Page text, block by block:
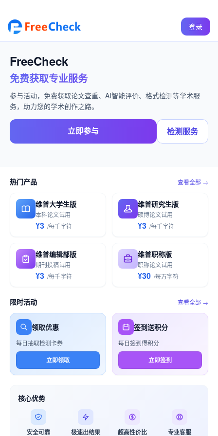
登录
FreeCheck
免费获取专业服务
参与活动，免费获取论文查重、AI智能评价、格式检测等学术服
务，助力您的学术创作之路。
立即参与 检测服务
热门产品 查看全部 →
维普大学生版
本科论文试用
¥3 /每千字符
维普研究生版
硕博论文试用
¥3 /每千字符
维普编辑部版
期刊投稿试用
¥3 /每千字符
维普职称版
职称论文试用
¥30 /每万字符
限时活动 查看全部 →
领取优惠
每日抽取检测卡券
立即领取
签到送积分
每日签到得积分
立即签到
核心优势
安全可靠 极速出结果 超高性价比 专业客服